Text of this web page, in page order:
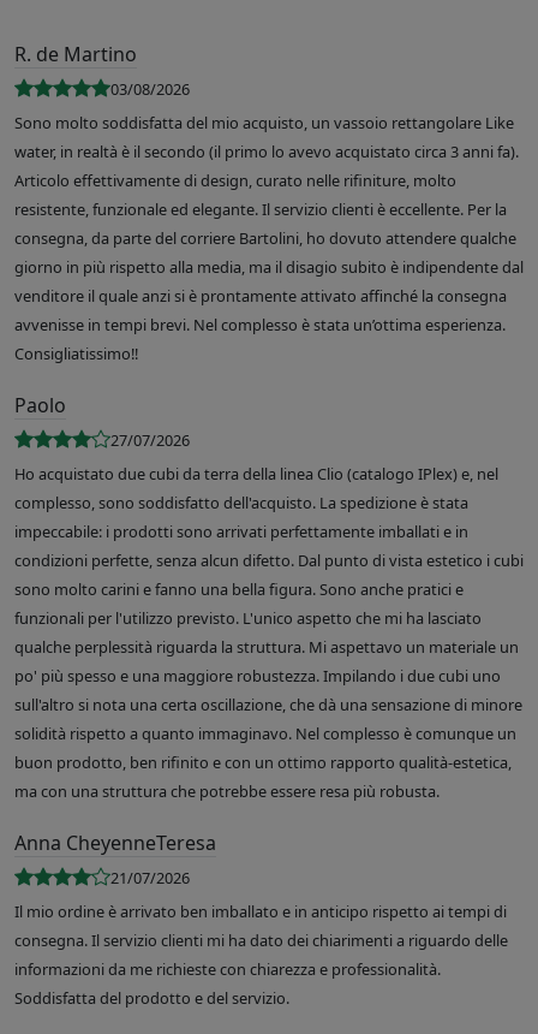
R. de Martino
03/08/2026
Sono molto soddisfatta del mio acquisto, un vassoio rettangolare Like
water, in realtà è il secondo (il primo lo avevo acquistato circa 3 anni fa).
Articolo effettivamente di design, curato nelle rifiniture, molto
resistente, funzionale ed elegante. Il servizio clienti è eccellente. Per la
consegna, da parte del corriere Bartolini, ho dovuto attendere qualche
giorno in più rispetto alla media, ma il disagio subito è indipendente dal
venditore il quale anzi si è prontamente attivato affinché la consegna
avvenisse in tempi brevi. Nel complesso è stata un’ottima esperienza.
Consigliatissimo!!
Paolo
27/07/2026
Ho acquistato due cubi da terra della linea Clio (catalogo IPlex) e, nel
complesso, sono soddisfatto dell'acquisto. La spedizione è stata
impeccabile: i prodotti sono arrivati perfettamente imballati e in
condizioni perfette, senza alcun difetto. Dal punto di vista estetico i cubi
sono molto carini e fanno una bella figura. Sono anche pratici e
funzionali per l'utilizzo previsto. L'unico aspetto che mi ha lasciato
qualche perplessità riguarda la struttura. Mi aspettavo un materiale un
po' più spesso e una maggiore robustezza. Impilando i due cubi uno
sull'altro si nota una certa oscillazione, che dà una sensazione di minore
solidità rispetto a quanto immaginavo. Nel complesso è comunque un
buon prodotto, ben rifinito e con un ottimo rapporto qualità-estetica,
ma con una struttura che potrebbe essere resa più robusta.
Anna CheyenneTeresa
21/07/2026
Il mio ordine è arrivato ben imballato e in anticipo rispetto ai tempi di
consegna. Il servizio clienti mi ha dato dei chiarimenti a riguardo delle
informazioni da me richieste con chiarezza e professionalità.
Soddisfatta del prodotto e del servizio.